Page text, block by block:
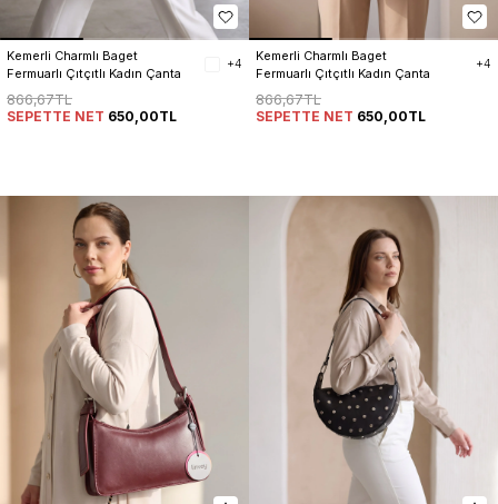
Kemerli Charmlı Baget
Fermuarlı Çıtçıtlı Kadın Çanta
+4
866,67TL
SEPETTE NET 650,00TL
Kemerli Charmlı Baget
Fermuarlı Çıtçıtlı Kadın Çanta
+4
866,67TL
SEPETTE NET 650,00TL